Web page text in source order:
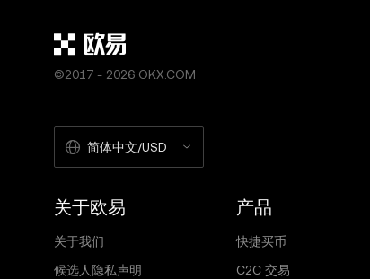
©2017 - 2026 OKX.COM
简体中文/USD
关于欧易
关于我们
候选人隐私声明
产品
快捷买币
C2C 交易